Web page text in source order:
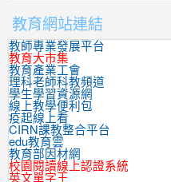
教育網站連結
教師專業發展平台
教育大市集
教育產業工會
理科老師科教頻道
學生學習資源網
線上教學便利包
疫起線上看
CIRN課教整合平台
edu教育雲
教育部因材網
校園閱讀線上認證系統
英文單字王